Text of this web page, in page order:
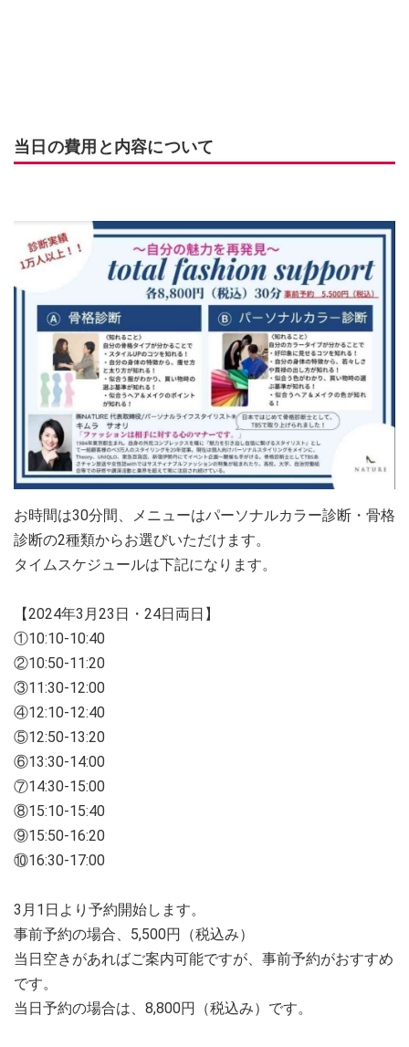
当日の費用と内容について
お時間は30分間、メニューはパーソナルカラー診断・骨格
診断の2種類からお選びいただけます。
タイムスケジュールは下記になります。
【2024年3月23日・24日両日】
①10:10-10:40
②10:50-11:20
③11:30-12:00
④12:10-12:40
⑤12:50-13:20
⑥13:30-14:00
⑦14:30-15:00
⑧15:10-15:40
⑨15:50-16:20
⑩16:30-17:00
3月1日より予約開始します。
事前予約の場合、5,500円（税込み）
当日空きがあればご案内可能ですが、事前予約がおすすめ
です。
当日予約の場合は、8,800円（税込み）です。